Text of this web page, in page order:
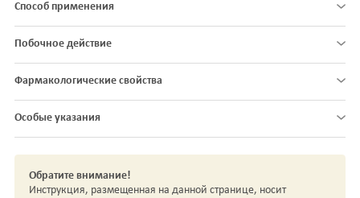
Способ применения
Побочное действие
Фармакологические свойства
Особые указания
Обратите внимание!
Инструкция, размещенная на данной странице, носит